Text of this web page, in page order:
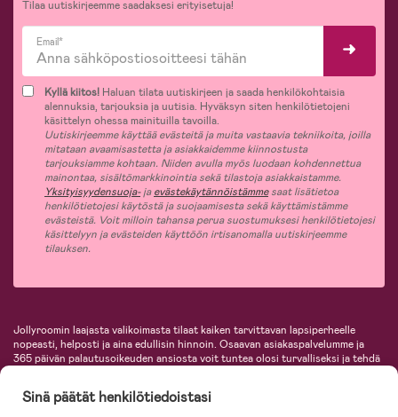
Tilaa uutiskirjeemme saadaksesi erityisetuja!
Email*
Kyllä kiitos! Haluan tilata uutiskirjeen ja saada henkilökohtaisia
alennuksia, tarjouksia ja uutisia. Hyväksyn siten henkilötietojeni
käsittelyn ohessa mainituilla tavoilla.
Uutiskirjeemme käyttää evästeitä ja muita vastaavia tekniikoita, joilla
mitataan avaamisastetta ja asiakkaidemme kiinnostusta
tarjouksiamme kohtaan. Niiden avulla myös luodaan kohdennettua
mainontaa, sisältömarkkinointia sekä tilastoja asiakkaistamme.
Yksityisyydensuoja-jaevästekäytännöistämmesaat lisätietoa
henkilötietojesi käytöstä ja suojaamisesta sekä käyttämistämme
evästeistä. Voit milloin tahansa perua suostumuksesi henkilötietojesi
käsittelyyn ja evästeiden käyttöön irtisanomalla uutiskirjeemme
tilauksen.
Jollyroomin laajasta valikoimasta tilaat kaiken tarvittavan lapsiperheelle
nopeasti, helposti ja aina edullisin hinnoin. Osaavan asiakaspalvelumme ja
365 päivän palautusoikeuden ansiosta voit tuntea olosi turvalliseksi ja tehdä
lastentarvikkeita sekä paljon muuta. Meiltä löydät lukuisia tunnettuja
Sinä päätät henkilötiedoistasi